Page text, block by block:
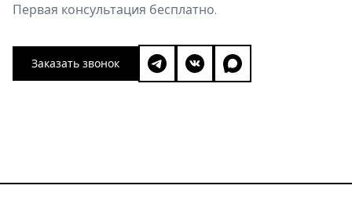
Первая консультация бесплатно.
Заказать звонок